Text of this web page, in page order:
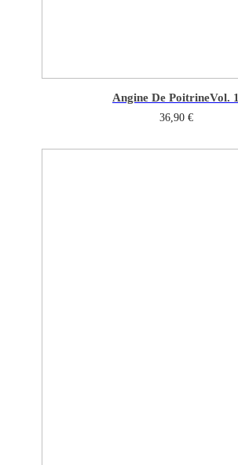
Angine De PoitrineVol. 1
36,90 €